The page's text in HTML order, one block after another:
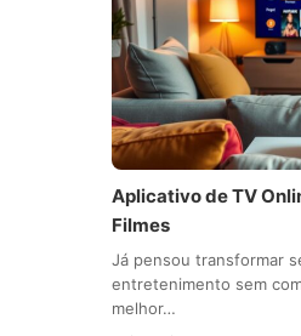
Aplicativo de TV
Filmes
Já pensou transformar
entretenimento sem
melhor…